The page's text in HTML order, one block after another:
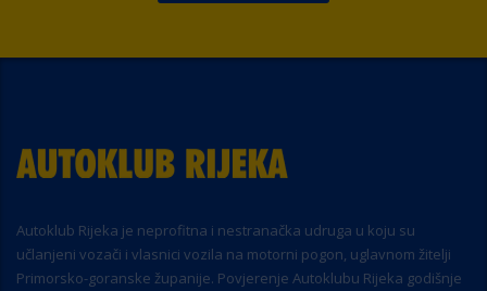
Autoklub Rijeka je neprofitna i nestranačka udruga u koju su
učlanjeni vozači i vlasnici vozila na motorni pogon, uglavnom žitelji
Primorsko-goranske županije. Povjerenje Autoklubu Rijeka godišnje